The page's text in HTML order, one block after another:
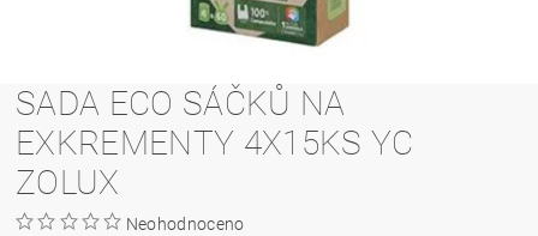
SADA ECO SÁČKŮ NA
EXKREMENTY 4X15KS YC
ZOLUX
Neohodnoceno